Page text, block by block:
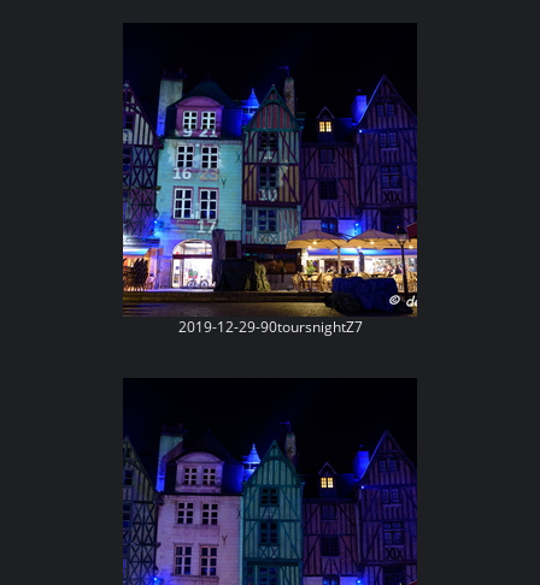
2019-12-29-90toursnightZ7